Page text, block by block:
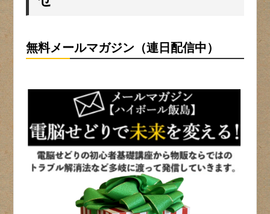
無料メールマガジン（連日配信中）